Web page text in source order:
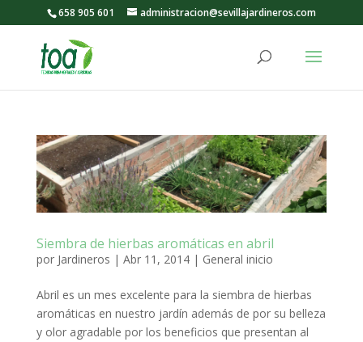
658 905 601 administracion@sevillajardineros.com
Siembra de hierbas aromáticas en abril
por Jardineros | Abr 11, 2014| General inicio
Abril es un mes excelente para la siembra de hierbas
aromáticas en nuestro jardín además de por su belleza
y olor agradable por los beneficios que presentan al